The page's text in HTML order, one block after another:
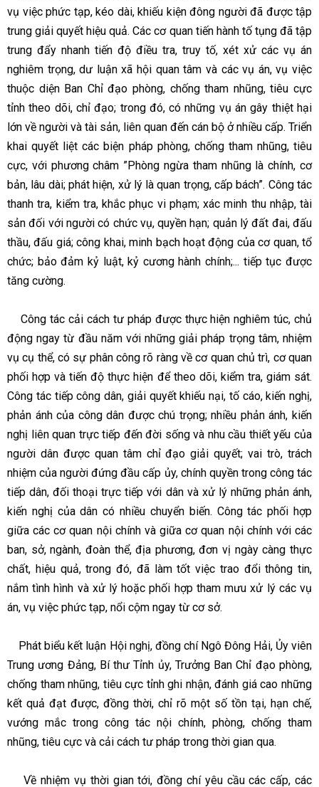
vụ việc phức tạp, kéo dài, khiếu kiện đông người đã được tập
trung giải quyết hiệu quả. Các cơ quan tiến hành tố tụng đã tập
trung đẩy nhanh tiến độ điều tra, truy tố, xét xử các vụ án
nghiêm trọng, dư luận xã hội quan tâm và các vụ án, vụ việc
thuộc diện Ban Chỉ đạo phòng, chống tham nhũng, tiêu cực
tỉnh theo dõi, chỉ đạo; trong đó, có những vụ án gây thiệt hại
lớn về người và tài sản, liên quan đến cán bộ ở nhiều cấp. Triển
khai quyết liệt các biện pháp phòng, chống tham nhũng, tiêu
cực, với phương châm ”Phòng ngừa tham nhũng là chính, cơ
bản, lâu dài; phát hiện, xử lý là quan trọng, cấp bách”. Công tác
thanh tra, kiểm tra, khắc phục vi phạm; xác minh thu nhập, tài
sản đối với người có chức vụ, quyền hạn; quản lý đất đai, đấu
thầu, đấu giá; công khai, minh bạch hoạt động của cơ quan, tổ
chức; bảo đảm kỷ luật, kỷ cương hành chính;... tiếp tục được
tăng cường.
Công tác cải cách tư pháp được thực hiện nghiêm túc, chủ
động ngay từ đầu năm với những giải pháp trọng tâm, nhiệm
vụ cụ thể, có sự phân công rõ ràng về cơ quan chủ trì, cơ quan
phối hợp và tiến độ thực hiện để theo dõi, kiểm tra, giám sát.
Công tác tiếp công dân, giải quyết khiếu nại, tố cáo, kiến nghị,
phản ánh của công dân được chú trọng; nhiều phản ánh, kiến
nghị liên quan trực tiếp đến đời sống và nhu cầu thiết yếu của
người dân được quan tâm chỉ đạo giải quyết; vai trò, trách
nhiệm của người đứng đầu cấp ủy, chính quyền trong công tác
tiếp dân, đối thoại trực tiếp với dân và xử lý những phản ánh,
kiến nghị của dân có nhiều chuyển biến. Công tác phối hợp
giữa các cơ quan nội chính và giữa cơ quan nội chính với các
ban, sở, ngành, đoàn thể, địa phương, đơn vị ngày càng thực
chất, hiệu quả, trong đó, đã làm tốt việc trao đổi thông tin,
nắm tình hình và xử lý hoặc phối hợp tham mưu xử lý các vụ
án, vụ việc phức tạp, nổi cộm ngay từ cơ sở.
Phát biểu kết luận Hội nghị, đồng chí Ngô Đông Hải, Ủy viên
Trung ương Đảng, Bí thư Tỉnh ủy, Trưởng Ban Chỉ đạo phòng,
chống tham nhũng, tiêu cực tỉnh ghi nhận, đánh giá cao những
kết quả đạt được, đồng thời, chỉ rõ một số tồn tại, hạn chế,
vướng mắc trong công tác nội chính, phòng, chống tham
nhũng, tiêu cực và cải cách tư pháp trong thời gian qua.
Về nhiệm vụ thời gian tới, đồng chí yêu cầu các cấp, các